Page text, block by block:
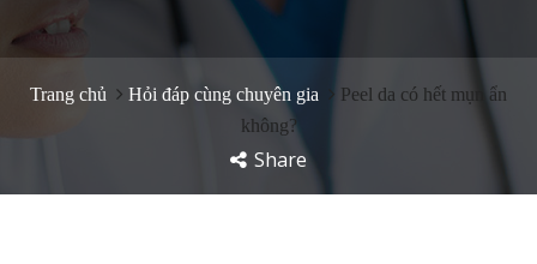
Trang chủ Hỏi đáp cùng chuyên gia
Peel da có hết mụn ẩn
không?
Share